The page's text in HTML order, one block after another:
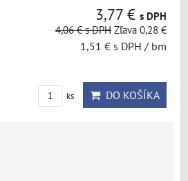
3,77 € s DPH
4,06 €s DPH Zľava 0,28 €
1,51 € s DPH / bm
ks DO KOŠÍKA